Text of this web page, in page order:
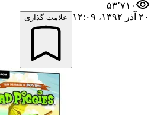
علامت گذاری